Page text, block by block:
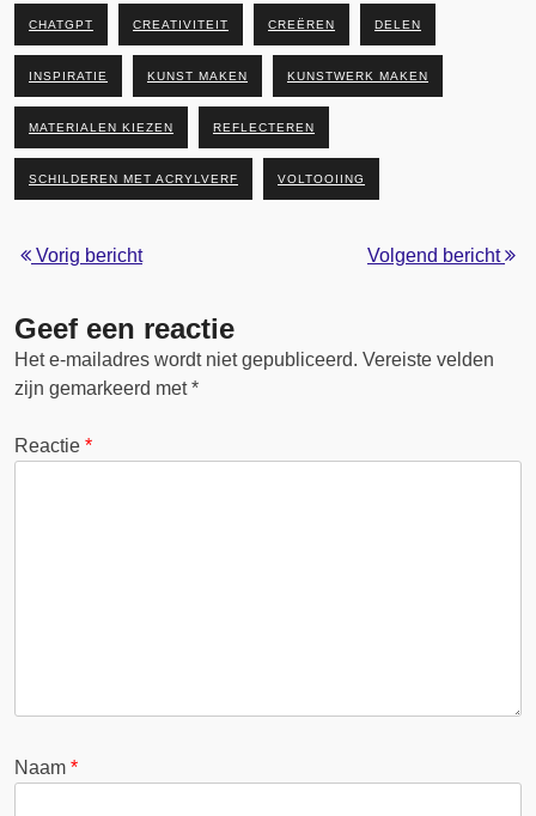
CHATGPT CREATIVITEIT CREËREN DELEN
INSPIRATIE KUNST MAKEN KUNSTWERK MAKEN
MATERIALEN KIEZEN REFLECTEREN
SCHILDEREN MET ACRYLVERF VOLTOOIING
Vorig bericht Volgend bericht
Geef een reactie
Het e-mailadres wordt niet gepubliceerd. Vereiste velden
zijn gemarkeerd met*
Reactie *
Naam *